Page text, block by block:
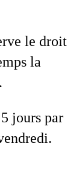
le droit
la
jours par